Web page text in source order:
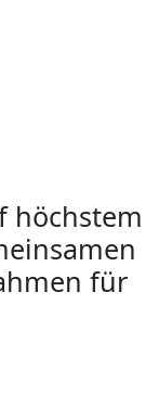
höchstem
für